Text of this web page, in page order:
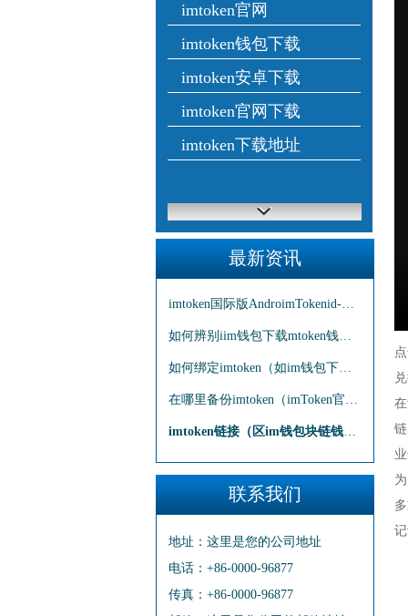
imtoken官网
imtoken钱包下载
imtoken安卓下载
imtoken官网下载
imtoken下载地址
最新资讯
imtoken国际版AndroimTokenid-（imtoken安卓版官
如何辨别iim钱包下载mtoken钱包真假
如何绑定imtoken（如im钱包下载何绑定孩子
在哪里备份imtoken（imToken官网如何备份i
imtoken链接（区im钱包块链钱包imtoken）
联系我们
地址： 这里是您的公司地址
电话： +86-0000-96877
传真： +86-0000-96877